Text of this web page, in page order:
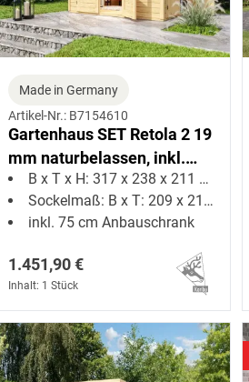
Made in Germany
Artikel-Nr.: B7154610
Gartenhaus SET Retola 2 19
mm naturbelassen, inkl.
Anbauschrank
B x T x H: 317 x 238 x 211 cm
Sockelmaß: B x T: 209 x 213 cm
inkl. 75 cm Anbauschrank
1.451,90 €
Inhalt: 1 Stück